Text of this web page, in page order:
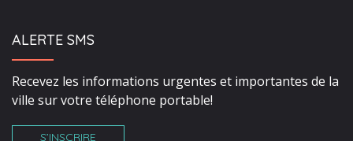
ALERTE SMS
Recevez les informations urgentes et importantes de la
ville sur votre téléphone portable!
S’INSCRIRE